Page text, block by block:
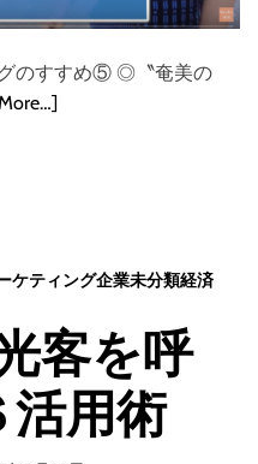
のすすめ⑤ ◎〝奄美の
ケティング企業未分類経済
客を呼
活用術